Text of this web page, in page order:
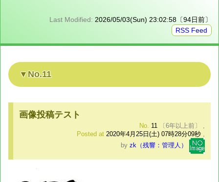
Last Modified: 2026/05/03(Sun) 23:02:58〔94日前〕
RSS Feed
No.11
画像投稿テスト
No. 11 〔6年以上前〕
,
Posted at 2020年4月25日(土) 07時28分09秒 ,
by zk（残響：管理人）